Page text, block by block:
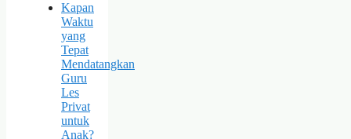
Kapan
Waktu
yang
Tepat
Mendatangkan
Guru
Les
Privat
untuk
Anak?